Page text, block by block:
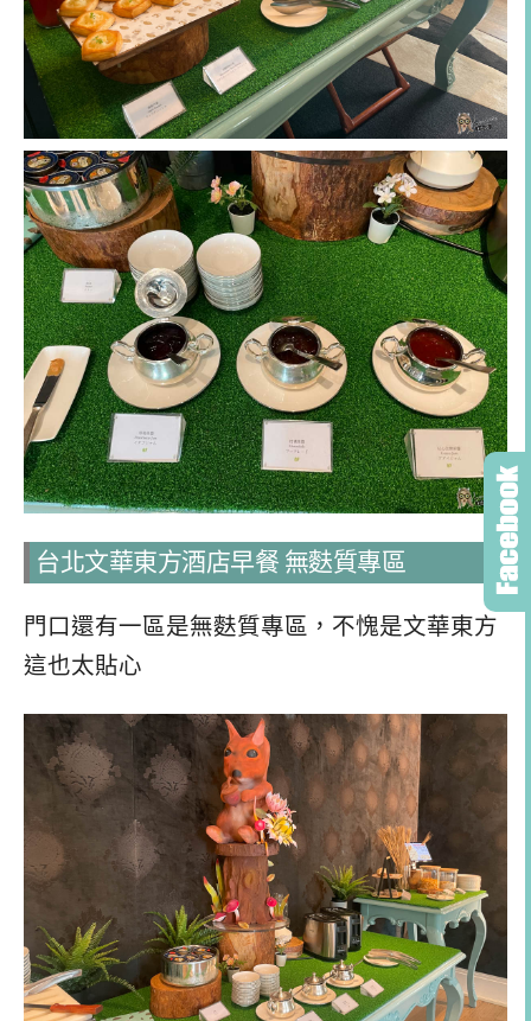
台北文華東方酒店早餐 無麩質專區
門口還有一區是無麩質專區，不愧是文華東方
這也太貼心